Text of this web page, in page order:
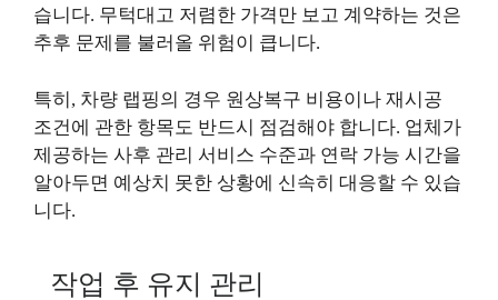
습니다. 무턱대고 저렴한 가격만 보고 계약하는 것은
추후 문제를 불러올 위험이 큽니다.
특히, 차량 랩핑의 경우 원상복구 비용이나 재시공
조건에 관한 항목도 반드시 점검해야 합니다. 업체가
제공하는 사후 관리 서비스 수준과 연락 가능 시간을
알아두면 예상치 못한 상황에 신속히 대응할 수 있습
니다.
작업 후 유지 관리